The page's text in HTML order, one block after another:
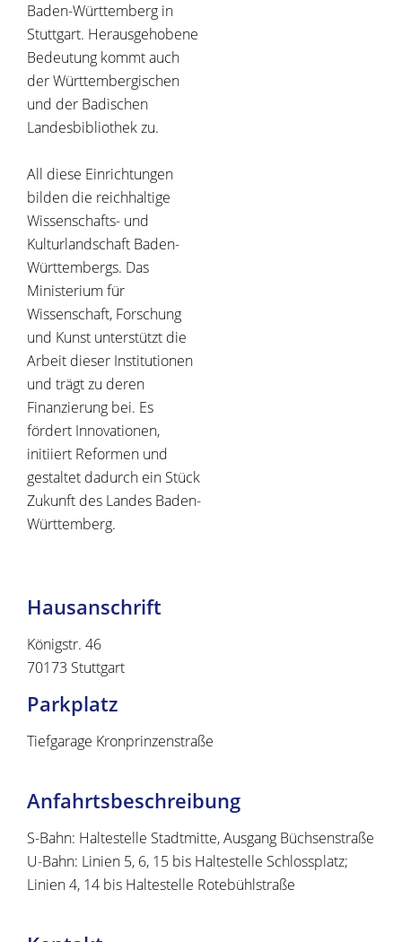
Baden-Württemberg in
Stuttgart. Herausgehobene
Bedeutung kommt auch
der Württembergischen
und der Badischen
Landesbibliothek zu.
All diese Einrichtungen
bilden die reichhaltige
Wissenschafts- und
Kulturlandschaft Baden-
Württembergs. Das
Ministerium für
Wissenschaft, Forschung
und Kunst unterstützt die
Arbeit dieser Institutionen
und trägt zu deren
Finanzierung bei. Es
fördert Innovationen,
initiiert Reformen und
gestaltet dadurch ein Stück
Zukunft des Landes Baden-
Württemberg.
Hausanschrift
Königstr. 46
70173 Stuttgart
Parkplatz
Tiefgarage Kronprinzenstraße
Anfahrtsbeschreibung
S-Bahn: Haltestelle Stadtmitte, Ausgang Büchsenstraße
U-Bahn: Linien 5, 6, 15 bis Haltestelle Schlossplatz;
Linien 4, 14 bis Haltestelle Rotebühlstraße